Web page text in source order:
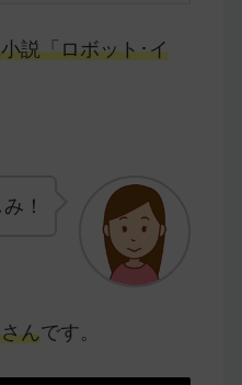
説「ロボット･イ
！
んです。